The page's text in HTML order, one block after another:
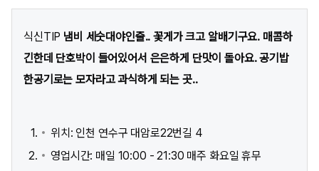
식신TIP 냄비 세숫대야인줄.. 꽃게가 크고 알배기구요. 매콤하
긴한데 단호박이 들어있어서 은은하게 단맛이 돌아요. 공기밥
한공기로는 모자라고 과식하게 되는 곳..
위치: 인천 연수구 대암로22번길 4
영업시간: 매일 10:00 - 21:30 매주 화요일 휴무